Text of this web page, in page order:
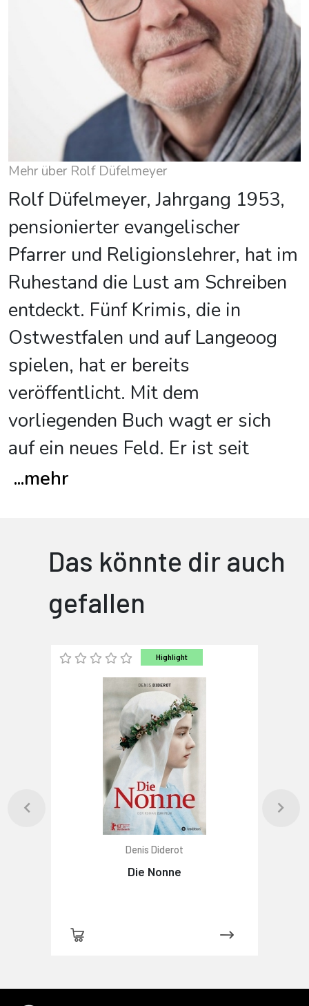
Mehr über Rolf Düfelmeyer
Rolf Düfelmeyer, Jahrgang 1953,
pensionierter evangelischer
Pfarrer und Religionslehrer, hat im
Ruhestand die Lust am Schreiben
entdeckt. Fünf Krimis, die in
Ostwestfalen und auf Langeoog
spielen, hat er bereits
veröffentlicht. Mit dem
vorliegenden Buch wagt er sich
auf ein neues Feld. Er ist seit
...mehr
Das könnte dir auch
gefallen
Highlight
Denis Diderot
Die Nonne